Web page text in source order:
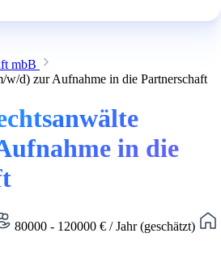
mbB
w/d) zur Aufnahme in die Partnerschaft
in die
80000 - 120000 € / Jahr (geschätzt)